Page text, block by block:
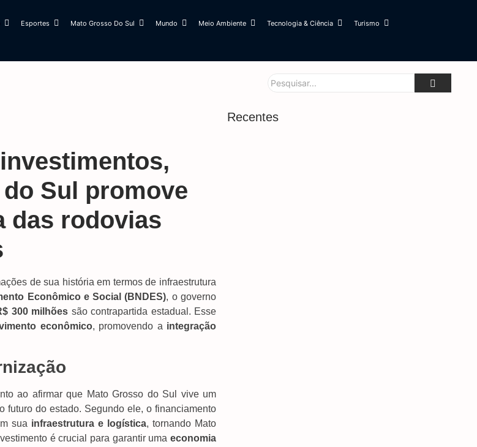
Esportes Mato Grosso Do Sul Mundo Meio Ambiente Tecnologia & Ciência Turismo
Sul promove
das rodovias
de sua história em termos de infraestrutura
Econômico e Social (BNDES), o governo
300 milhões são contrapartida estadual. Esse
econômico, promovendo a integração
ao afirmar que Mato Grosso do Sul vive um
futuro do estado. Segundo ele, o financiamento
sua infraestrutura e logística, tornando Mato
é crucial para garantir uma economia
Recentes